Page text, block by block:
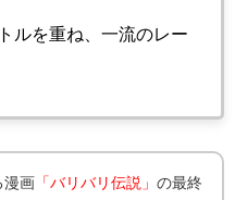
ルを重ね、一流のレー
漫画 「バリバリ伝説」の最終